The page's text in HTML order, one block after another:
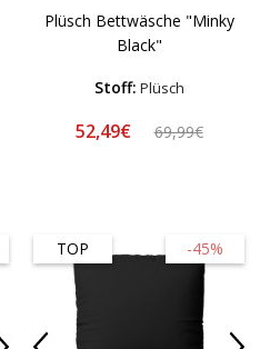
Plüsch Bettwäsche "Minky
Black"
Stoff: Plüsch
52,49€ 69,99€
-45%
TOP